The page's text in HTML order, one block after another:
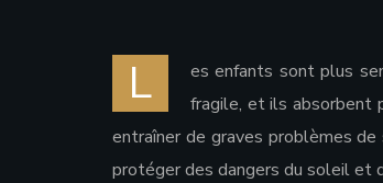
L
es enfants sont plus
fragile, et ils absorbent
entraîner de graves problèmes
protéger des dangers du soleil et